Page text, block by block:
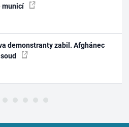
municí
demonstranty zabil. Afghánec